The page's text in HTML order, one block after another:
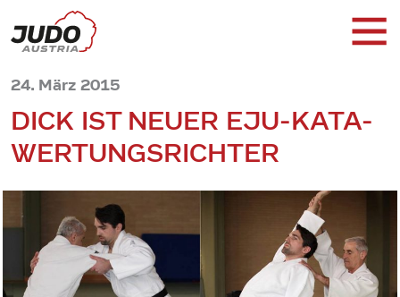
24. März 2015
DICK IST NEUER EJU-KATA-
WERTUNGSRICHTER